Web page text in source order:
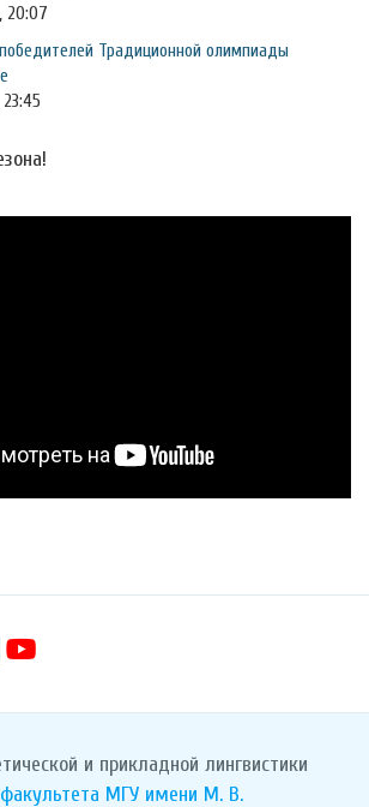
20:07
Традиционной олимпиады
и прикладной лингвистики
МГУ имени М. В.